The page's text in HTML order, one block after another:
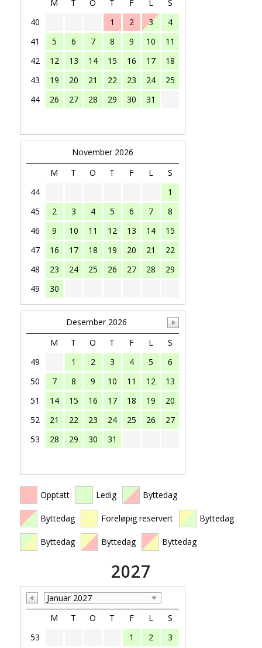
M T O T F L
S
40
1 2 3
4
41
5 6 7 8 9 10
11
42
12 13 14 15 16 17
18
43
19 20 21 22 23 24
25
44
26 27 28 29 30 31
November 2026
M
T O T F L
S
44
1
45
2 3 4 5 6 7
8
46
9 10 11 12 13 14
15
47
16 17 18 19 20 21
22
48
23 24 25 26 27 28
29
49
30
Desember 2026
M
T O T F L
S
49
1 2 3 4 5
6
50
7 8 9 10 11 12
13
51
14 15 16 17 18 19
20
52
21 22 23 24 25 26
27
53
28 29 30 31
Opptatt Ledig Byttedag
Byttedag Foreløpig reservert Byttedag
Byttedag Byttedag Byttedag
2027
Januar 2027
M
T O T F L
S
53
1 2
3